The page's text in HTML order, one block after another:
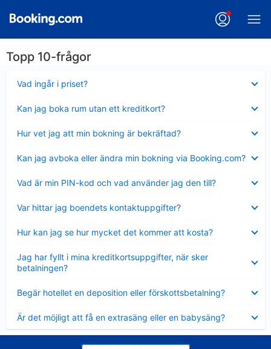
Topp 10-frågor
Vad ingår i priset?
mindre
Kan jag boka rum utan ett kreditkort?
mindre
Hur vet jag att min bokning är bekräftad?
mindre
Kan jag avboka eller ändra min bokning via Booking.com?
mindre
Vad är min PIN-kod och vad använder jag den till?
mindre
Var hittar jag boendets kontaktuppgifter?
mindre
Hur kan jag se hur mycket det kommer att kosta?
mindre
Jag har fyllt i mina kreditkortsuppgifter, när sker
betalningen?
mindre
Begär hotellet en deposition eller förskottsbetalning?
mindre
Är det möjligt att få en extrasäng eller en babysäng?
mindre